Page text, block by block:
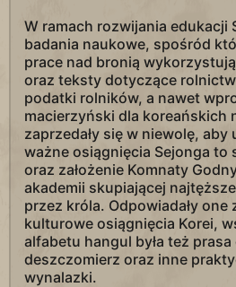
W ramach rozwijania edukacji
badania naukowe, spośród
prace nad bronią
oraz teksty dotyczące
podatki rolników, a nawet
macierzyński dla koreańskich
zaprzedały się w niewolę, aby
ważne osiągnięcia Sejonga to
oraz założenie Komnaty
akademii skupiającej
przez króla. Odpowiadały one
kulturowe osiągnięcia Korei,
alfabetu hangul była też
deszczomierz oraz inne
wynalazki.